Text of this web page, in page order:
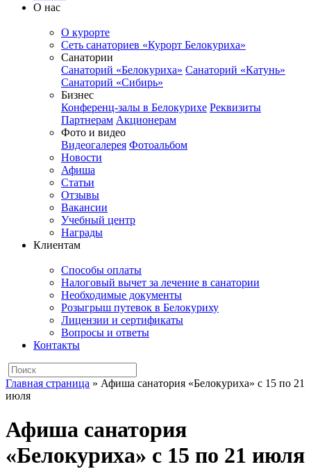
О нас
О курорте
Сеть санаториев «Курорт Белокуриха»
Санатории
Санаторий «Белокуриха» Санаторий «Катунь»
Санаторий «Сибирь»
Бизнес
Конференц-залы в Белокурихе Реквизиты
Партнерам Акционерам
Фото и видео
Видеогалерея Фотоальбом
Новости
Афиша
Статьи
Отзывы
Вакансии
Учебный центр
Награды
Клиентам
Способы оплаты
Налоговый вычет за лечение в санатории
Необходимые документы
Розыгрыш путевок в Белокуриху
Лицензии и сертификаты
Вопросы и ответы
Контакты
Главная страница » Афиша санатория «Белокуриха» с 15 по 21
июля
Афиша санатория
«Белокуриха» с 15 по 21 июля